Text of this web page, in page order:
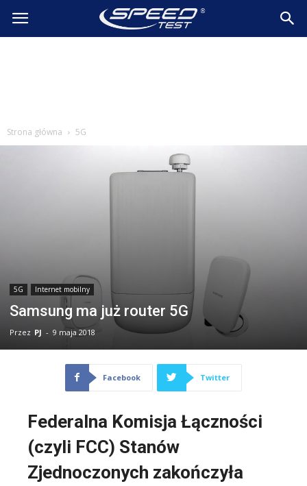
SpeedTest.pl
Strona główna 5G
5G Internet mobilny
Samsung ma już router 5G
Przez PJ - 9 maja 2018
Facebook Twitter
Federalna Komisja Łączności
(czyli FCC) Stanów
Zjednoczonych zakończyła